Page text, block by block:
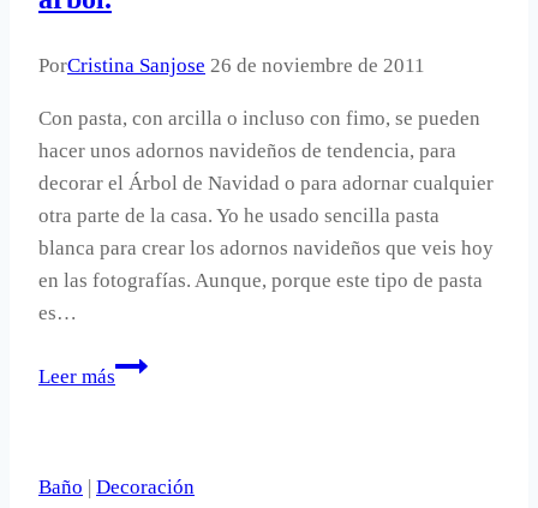
PorCristina Sanjose 26 de noviembre de 2011
Con pasta, con arcilla o incluso con fimo, se pueden
hacer unos adornos navideños de tendencia, para
decorar el Árbol de Navidad o para adornar cualquier
otra parte de la casa. Yo he usado sencilla pasta
blanca para crear los adornos navideños que veis hoy
en las fotografías. Aunque, porque este tipo de pasta
es…
Leer más
Haz
adornos
Baño | Decoración